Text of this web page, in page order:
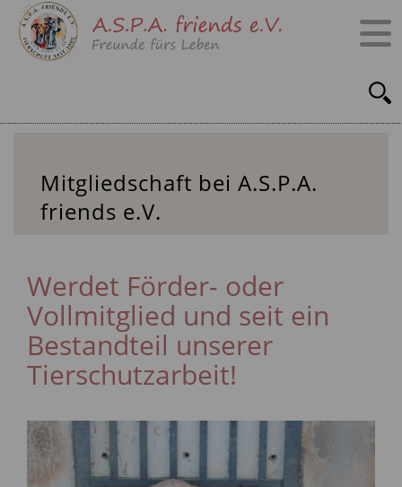
Mitgliedschaft bei A.S.P.A.
friends e.V.
Werdet Förder- oder
Vollmitglied und seit ein
Bestandteil unserer
Tierschutzarbeit!